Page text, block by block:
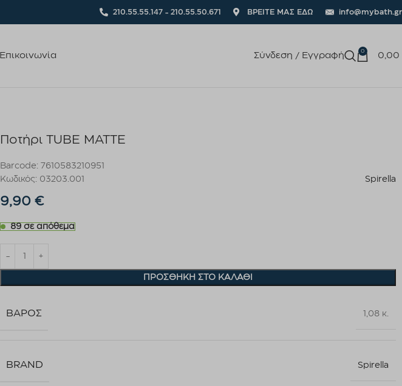
210.55.55.147 - 210.55.50.671 ΒΡΕΙΤΕ ΜΑΣ ΕΔΩ info@mybath.gr
Επικοινωνία Σύνδεση / Εγγραφή 0 0,00
Ποτήρι TUBE MATTE
Barcode: 7610583210951
Κωδικός: 03203.001
Spirella
9,90 €
89 σε απόθεμα
ΠΡΟΣΘΉΚΗ ΣΤΟ ΚΑΛΆΘΙ
ΒΆΡΟΣ 1,08 κ.
BRAND Spirella